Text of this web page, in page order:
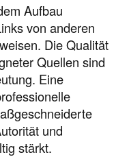
Aufbau
von anderen
Die Qualität
Quellen sind
Eine
und
stärkt.